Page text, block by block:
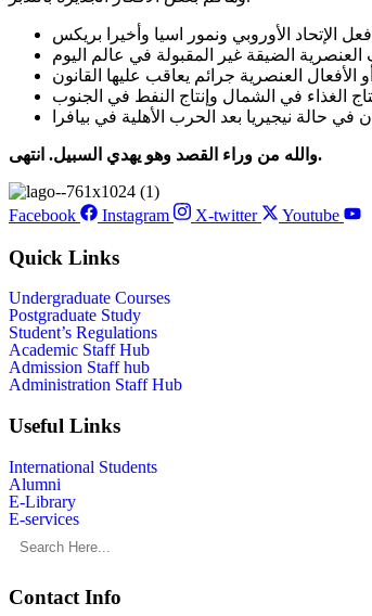
والله من وراء القصد وهو يهدي السبيل. انتهى.
Facebook Instagram X-twitter Youtube
Quick Links
Undergraduate Courses
Postgraduate Study
Student’s Regulations
Academic Staff Hub
Admission Staff hub
Administration Staff Hub
Useful Links
International Students
Alumni
E-Library
E-services
Contact Info